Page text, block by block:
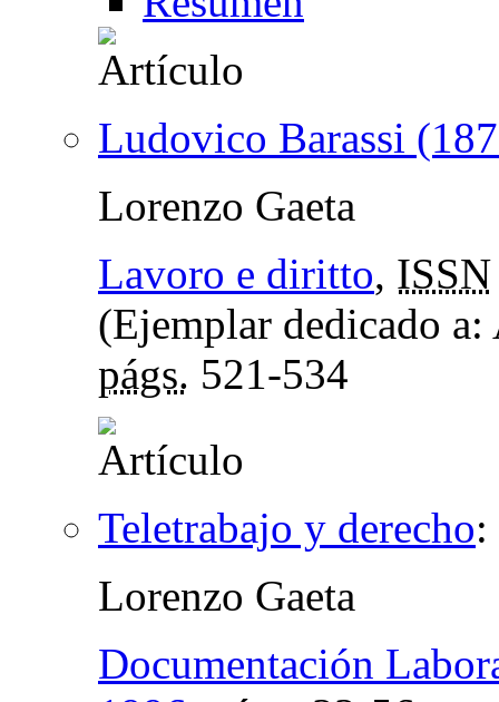
Ludovico Barassi
Lorenzo Gaeta
Lavoro e diritto, ISSN
(Ejemplar dedicado
págs. 521-534
Teletrabajo y derecho:
Lorenzo Gaeta
Documentación